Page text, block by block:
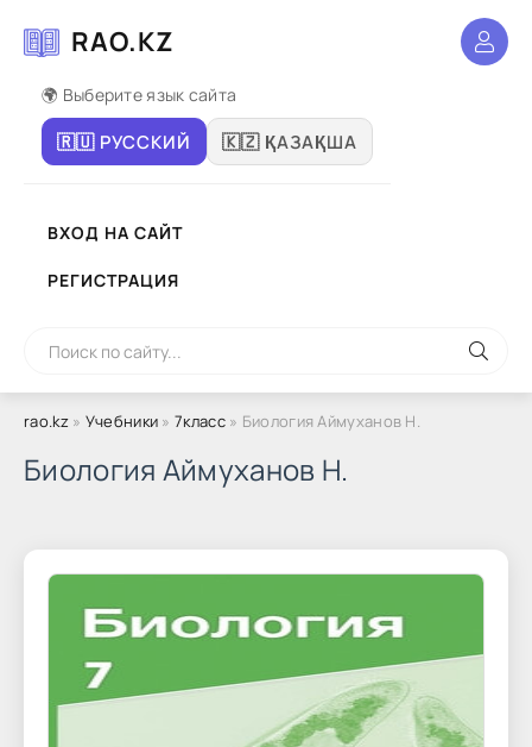
RAO.KZ
🌍 Выберите язык сайта
🇷🇺 РУССКИЙ 🇰🇿 ҚАЗАҚША
ВХОД НА САЙТ
РЕГИСТРАЦИЯ
rao.kz» Учебники »7класс» Биология Аймуханов Н.
Биология Аймуханов Н.